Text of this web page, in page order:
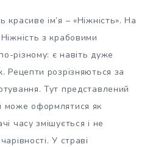
красиве ім’я – «Ніжність». На
з крабовими
різному: є навіть дуже
Рецепти розрізняються за
Тут представлений
може оформлятися як
часу змішується і не
У страві